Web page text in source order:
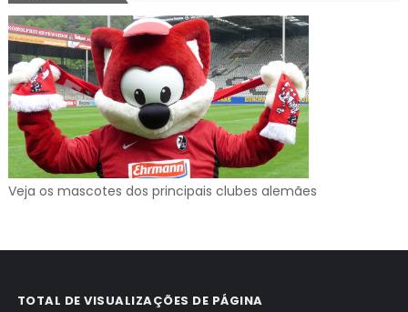
Veja os mascotes dos principais clubes alemães
TOTAL DE VISUALIZAÇÕES DE PÁGINA